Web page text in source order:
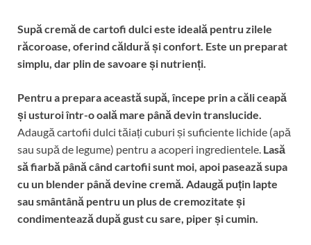
Supă cremă de cartofi dulci este ideală pentru zilele
răcoroase, oferind căldură și confort. Este un preparat
simplu, dar plin de savoare și nutrienți.
Pentru a prepara această supă, începe prin a căli ceapă
și usturoi într-o oală mare până devin translucide.
Adaugă cartofii dulci tăiați cuburi și suficiente lichide (apă
sau supă de legume) pentru a acoperi ingredientele. Lasă
să fiarbă până când cartofii sunt moi, apoi pasează supa
cu un blender până devine cremă. Adaugă puțin lapte
sau smântână pentru un plus de cremozitate și
condimentează după gust cu sare, piper și cumin.